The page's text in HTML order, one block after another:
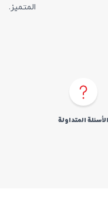
المتمیز.
الأسئلة المتداولة